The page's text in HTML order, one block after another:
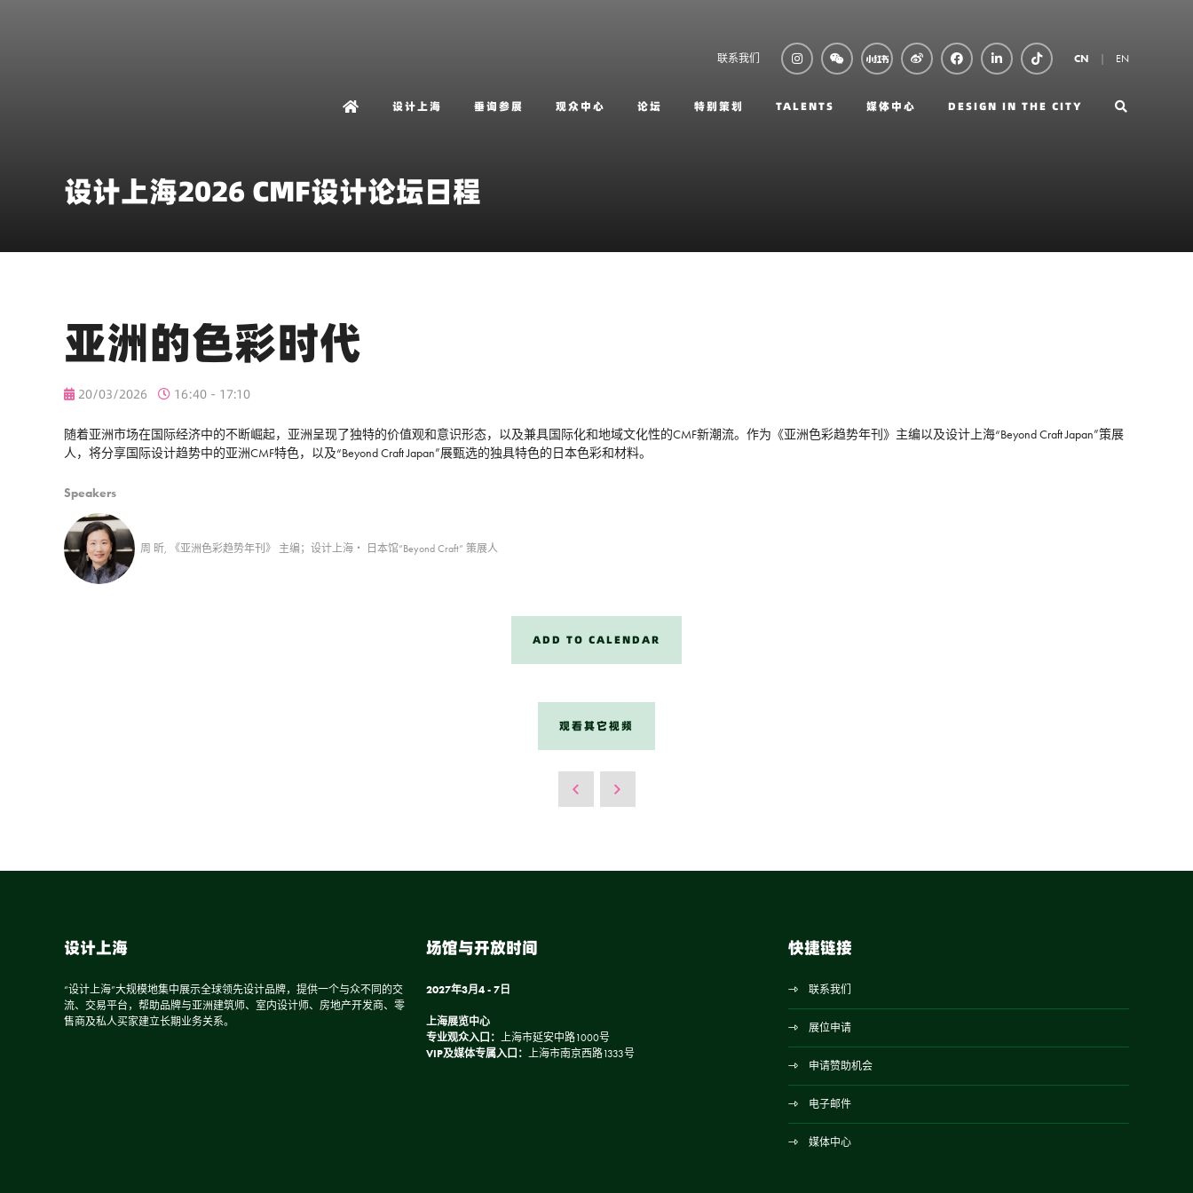
联系我们 CN EN
设计上海 垂询参展 观众中心 论坛 特别策划 TALENTS 媒体中心 DESIGN IN THE CITY
设计上海2026 CMF设计论坛日程
亚洲的色彩时代
20/03/2026 16:40 - 17:10
随着亚洲市场在国际经济中的不断崛起，亚洲呈现了独特的价值观和意识形态，以及兼具国际化和地域文化性的CMF新潮流。作为《亚洲色彩趋势年刊》主编以及设计上海“Beyond Craft Japan”策展
人，将分享国际设计趋势中的亚洲CMF特色，以及“Beyond Craft Japan”展甄选的独具特色的日本色彩和材料。
Speakers
周 昕, 《亚洲色彩趋势年刊》 主编；设计上海・ 日本馆“Beyond Craft” 策展人
ADD TO CALENDAR
观看其它视频
设计上海
“设计上海”大规模地集中展示全球领先设计品牌，提供一个与众不同的交
流、交易平台，帮助品牌与亚洲建筑师、室内设计师、房地产开发商、零
售商及私人买家建立长期业务关系。
场馆与开放时间
2027年3月4 - 7日
上海展览中心
专业观众入口： 上海市延安中路1000号
VIP及媒体专属入口： 上海市南京西路1333号
快捷链接
联系我们
展位申请
申请赞助机会
电子邮件
媒体中心